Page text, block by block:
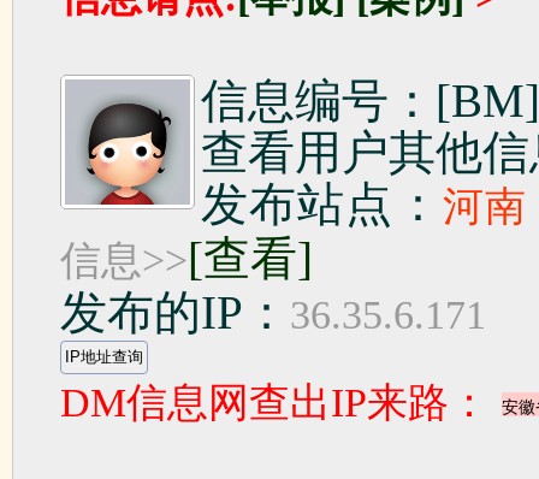
信息编号：
查看用户其他
发布站点： 河南
信息>>[查看]
发布的IP： 36.35.6.171
DM信息网查出IP来路：